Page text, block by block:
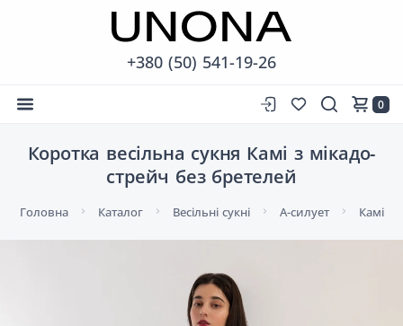
+380 (50) 541-19-26
0
Коротка весільна сукня Камі з мікадо-
стрейч без бретелей
Головна Каталог Весільні сукні А-силует Камі